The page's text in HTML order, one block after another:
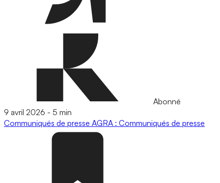
Abonné
9 avril 2026 - 5 min
Communiqués de presse AGRA : Communiqués de presse